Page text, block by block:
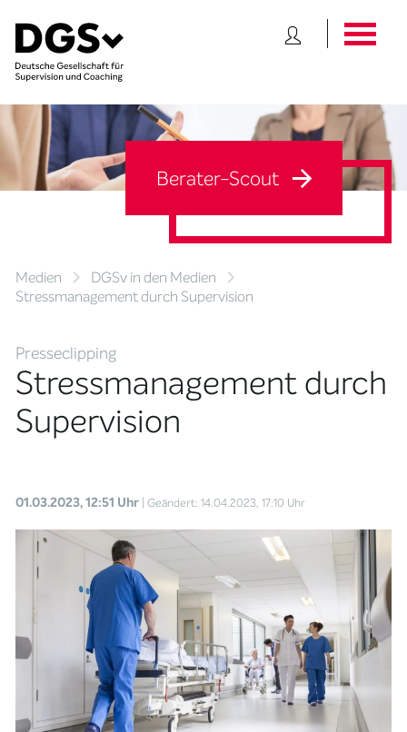
Medien
DGSv in den Medien
Stressmanagement durch Supervision
Berater-Scout
Presseclipping
Stressmanagement durch
Supervision
01.03.2023, 12:51 Uhr | Geändert: 14.04.2023, 17:10 Uhr